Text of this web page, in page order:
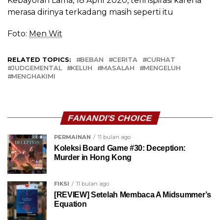
merasa dirinya terkadang masih seperti itu
Foto: Men Wit
RELATED TOPICS: BEBAN CERITA
CURHAT
JUDGEMENTAL
KELUH MASALAH
MENGELUH
MENGHAKIMI
FANANDI'S CHOICE
PERMAINAN 11 bulan ago
Koleksi Board Game #30: Deception:
Murder in Hong Kong
FIKSI 11 bulan ago
[REVIEW] Setelah Membaca A Midsummer’s
Equation